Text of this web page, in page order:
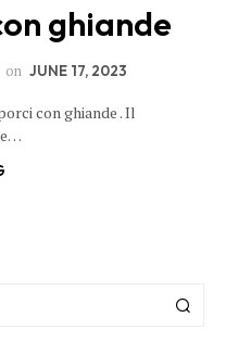
ghiande
on JUNE 17, 2023
con ghiande . Il